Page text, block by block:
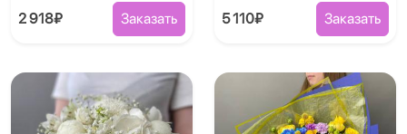
2 918₽ Заказать 5 110₽ Заказать